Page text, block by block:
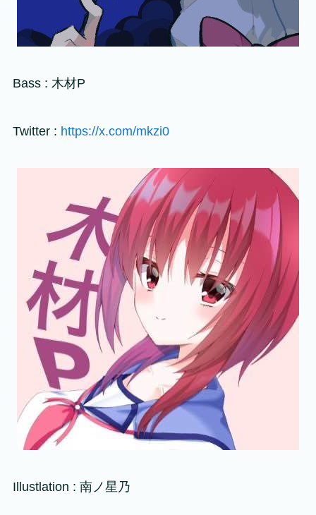
Bass : 木材P
Twitter : https://x.com/mkzi0
Illustlation : 南ノ星乃